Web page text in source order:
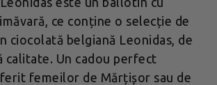
ce conține o selecție de
ciocolată belgiană Leonidas, de
calitate. Un cadou perfect
femeilor de Mărțișor sau de